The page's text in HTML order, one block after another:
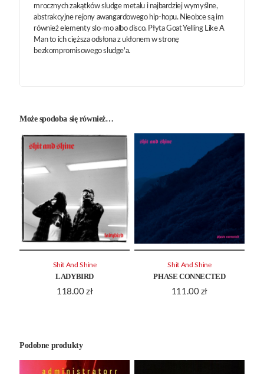
mrocznych zakątków sludge metalu i najbardziej wymyślne,
abstrakcyjne rejony awangardowego hip-hopu. Nieobce są im
również elementy slo-mo albo disco. Płyta Goat Yelling Like A
Man to ich cięższa odsłona z ukłonem w stronę
bezkompromisowego sludge'a.
Może spodoba się również…
LADYBIRD
118.00 zł
Shit And Shine
PHASE CONNECTED
111.00 zł
Shit And Shine
Podobne produkty